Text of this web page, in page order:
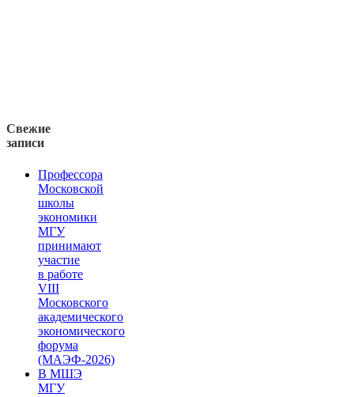
Свежие
записи
Профессора
Московской
школы
экономики
МГУ
принимают
участие
в работе
VIII
Московского
академического
экономического
форума
(МАЭФ-2026)
В МШЭ
МГУ